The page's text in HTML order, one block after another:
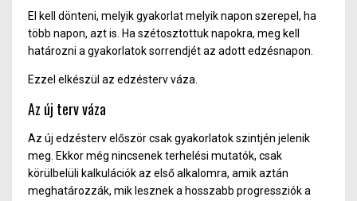
El kell dönteni, melyik gyakorlat melyik napon szerepel, ha
több napon, azt is. Ha szétosztottuk napokra, meg kell
határozni a gyakorlatok sorrendjét az adott edzésnapon.
Ezzel elkészül az edzésterv váza.
Az új terv váza
Az új edzésterv először csak gyakorlatok szintjén jelenik
meg. Ekkor még nincsenek terhelési mutatók, csak
körülbelüli kalkulációk az első alkalomra, amik aztán
meghatározzák, mik lesznek a hosszabb progressziók a